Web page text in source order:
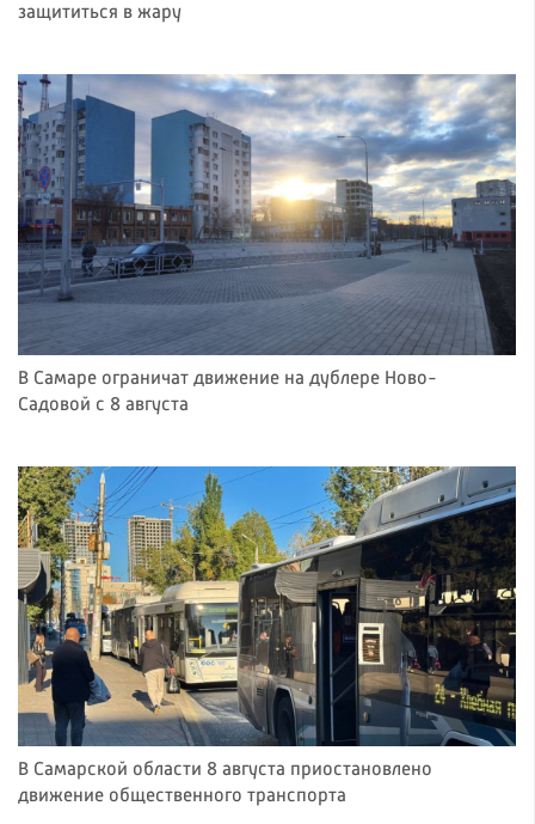
защититься в жару
В Самаре ограничат движение на дублере Ново-
Садовой с 8 августа
В Самарской области 8 августа приостановлено
движение общественного транспорта